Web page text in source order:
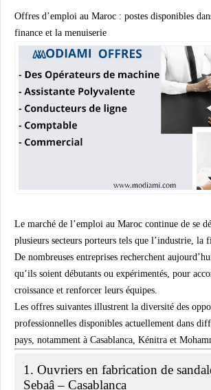
Offres d’emploi au Maroc : postes disponibles
finance et la menuiserie
Le marché de l’emploi au Maroc continue de se
plusieurs secteurs porteurs tels que l’industrie, la
De nombreuses entreprises recherchent
qu’ils soient débutants ou expérimentés, pour
croissance et renforcer leurs équipes.
Les offres suivantes illustrent la diversité des
professionnelles disponibles actuellement dans
pays, notamment à Casablanca, Kénitra et
1. Ouvriers en fabrication de
Sebaâ – Casablanca